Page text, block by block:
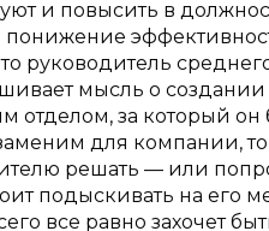
и повысить в
руководитель
мысль о
отделом, за который он
для компании,
решать — или
подыскивать на его
все равно захочет